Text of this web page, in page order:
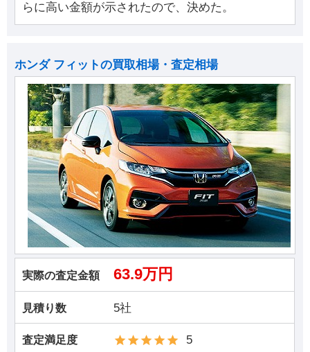
らに高い金額が示されたので、決めた。
ホンダ フィットの買取相場・査定相場
実際の査定金額 63.9万円
見積り数 5社
査定満足度 5